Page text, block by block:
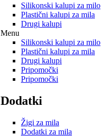
Silikonski kalupi za milo
Plastični kalupi za mila
Drugi kalupi
Menu
Silikonski kalupi za milo
Plastični kalupi za mila
Drugi kalupi
Pripomočki
Pripomočki
Dodatki
Žigi za mila
Dodatki za mila